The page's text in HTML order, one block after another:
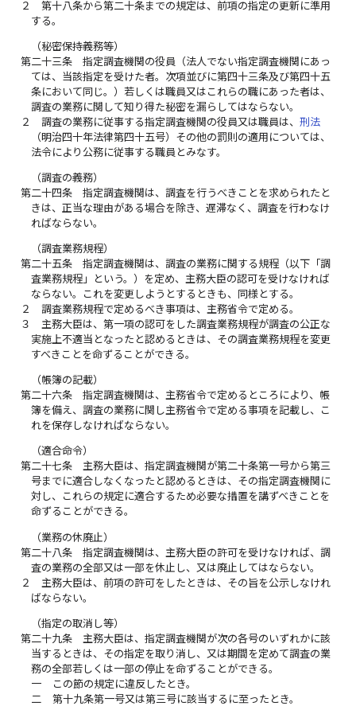
２
第十八条から第二十条までの規定は、前項の指定の更新に準用
する。
（秘密保持義務等）
第二十三条
指定調査機関の役員（法人でない指定調査機関にあっ
ては、当該指定を受けた者。次項並びに第四十三条及び第四十五
条において同じ。）若しくは職員又はこれらの職にあった者は、
調査の業務に関して知り得た秘密を漏らしてはならない。
２
調査の業務に従事する指定調査機関の役員又は職員は、刑法
（明治四十年法律第四十五号）その他の罰則の適用については、
法令により公務に従事する職員とみなす。
（調査の義務）
第二十四条
指定調査機関は、調査を行うべきことを求められたと
きは、正当な理由がある場合を除き、遅滞なく、調査を行わなけ
ればならない。
（調査業務規程）
第二十五条
指定調査機関は、調査の業務に関する規程（以下「調
査業務規程」という。）を定め、主務大臣の認可を受けなければ
ならない。これを変更しようとするときも、同様とする。
２
調査業務規程で定めるべき事項は、主務省令で定める。
３
主務大臣は、第一項の認可をした調査業務規程が調査の公正な
実施上不適当となったと認めるときは、その調査業務規程を変更
すべきことを命ずることができる。
（帳簿の記載）
第二十六条
指定調査機関は、主務省令で定めるところにより、帳
簿を備え、調査の業務に関し主務省令で定める事項を記載し、こ
れを保存しなければならない。
（適合命令）
第二十七条
主務大臣は、指定調査機関が第二十条第一号から第三
号までに適合しなくなったと認めるときは、その指定調査機関に
対し、これらの規定に適合するため必要な措置を講ずべきことを
命ずることができる。
（業務の休廃止）
第二十八条
指定調査機関は、主務大臣の許可を受けなければ、調
査の業務の全部又は一部を休止し、又は廃止してはならない。
２
主務大臣は、前項の許可をしたときは、その旨を公示しなけれ
ばならない。
（指定の取消し等）
第二十九条
主務大臣は、指定調査機関が次の各号のいずれかに該
当するときは、その指定を取り消し、又は期間を定めて調査の業
務の全部若しくは一部の停止を命ずることができる。
一
この節の規定に違反したとき。
二
第十九条第一号又は第三号に該当するに至ったとき。